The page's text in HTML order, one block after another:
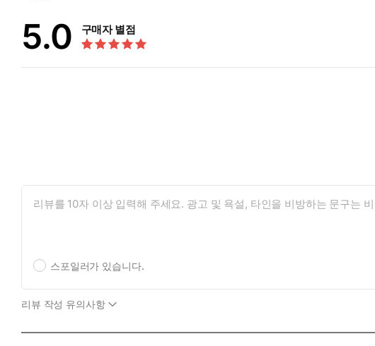
5.0 구매자 별점
스포일러가 있습니다.
리뷰 작성 유의사항